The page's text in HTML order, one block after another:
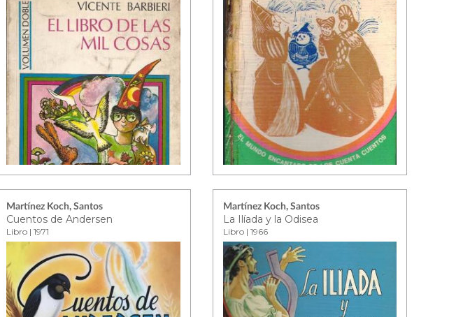
Martínez Koch, Santos
Cuentos de Andersen
Libro | 1971
Martínez Koch, Santos
La Ilíada y la Odisea
Libro | 1966